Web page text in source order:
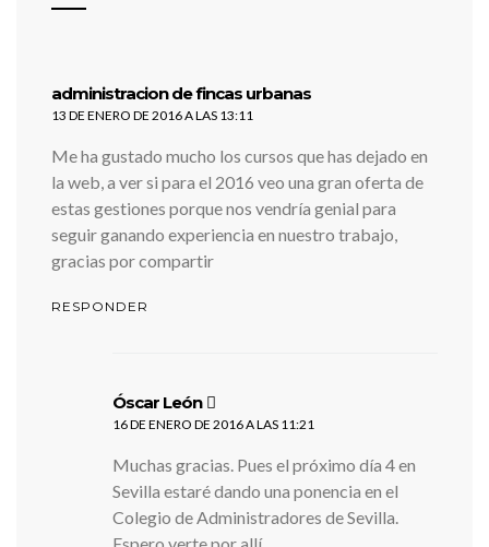
administracion de fincas urbanas
13 DE ENERO DE 2016 A LAS 13:11
Me ha gustado mucho los cursos que has dejado en
la web, a ver si para el 2016 veo una gran oferta de
estas gestiones porque nos vendría genial para
seguir ganando experiencia en nuestro trabajo,
gracias por compartir
RESPONDER
Óscar León
16 DE ENERO DE 2016 A LAS 11:21
Muchas gracias. Pues el próximo día 4 en
Sevilla estaré dando una ponencia en el
Colegio de Administradores de Sevilla.